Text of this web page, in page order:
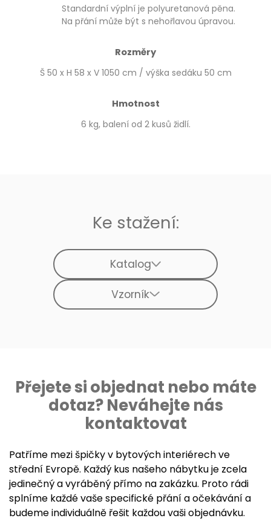
Standardní výplní je polyuretanová pěna.
Na přání může být s nehořlavou úpravou.
Rozměry
Š 50 x H 58 x V 1050 cm / výška sedáku 50 cm
Hmotnost
6 kg, balení od 2 kusů židlí.
Ke stažení:
Katalog
Vzorník
Přejete si objednat nebo máte
dotaz? Neváhejte nás
kontaktovat
Patříme mezi špičky v bytových interiérech ve
střední Evropě. Každý kus našeho nábytku je zcela
jedinečný a vyráběný přímo na zakázku. Proto rádi
splníme každé vaše specifické přání a očekávání a
budeme individuálně řešit každou vaši objednávku.